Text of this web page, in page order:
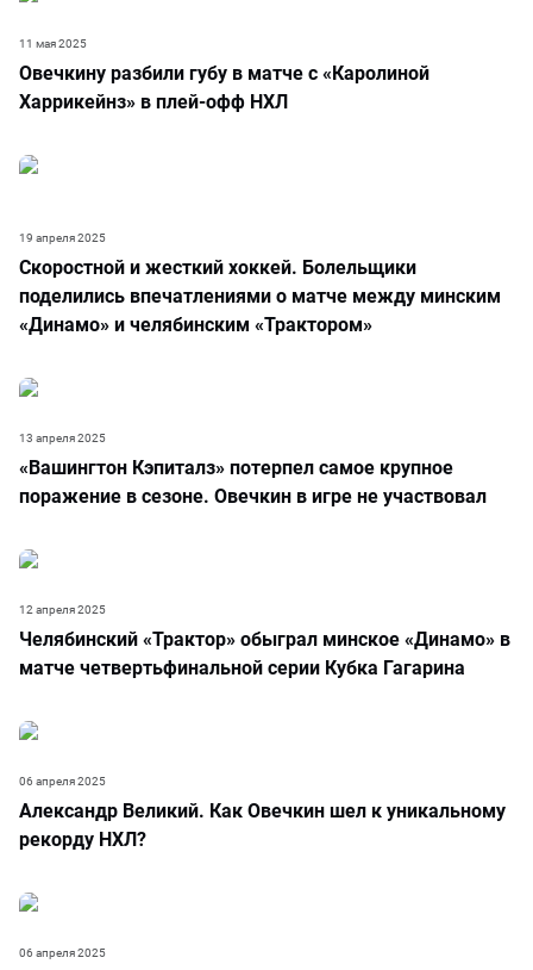
Овечкину разбили губу в матче с «Каролиной
Харрикейнз» в плей-офф НХЛ
11 мая 2025
Скоростной и жесткий хоккей. Болельщики
поделились впечатлениями о матче между минским
«Динамо» и челябинским «Трактором»
19 апреля 2025
«Вашингтон Кэпиталз» потерпел самое крупное
поражение в сезоне. Овечкин в игре не участвовал
13 апреля 2025
Челябинский «Трактор» обыграл минское «Динамо» в
матче четвертьфинальной серии Кубка Гагарина
12 апреля 2025
Александр Великий. Как Овечкин шел к уникальному
рекорду НХЛ?
06 апреля 2025
06 апреля 2025